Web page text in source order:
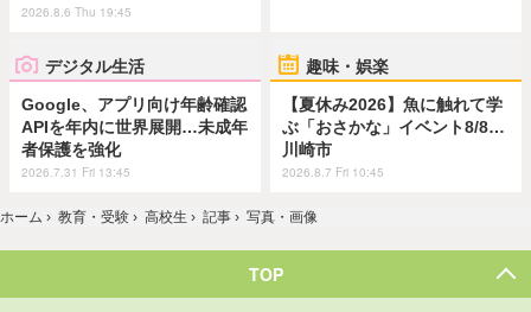
2026.8.6 Thu 19:45
デジタル生活
Google、アプリ向け年齢確認
APIを年内に世界展開…未成年
者保護を強化
2026.7.31 Fri 13:45
趣味・娯楽
【夏休み2026】魚に触れて学
ぶ「おさかな」イベント8/8…
川崎市
2026.8.7 Fri 10:45
ホーム › 教育・受験 › 高校生 › 記事 › 写真・画像
TOP